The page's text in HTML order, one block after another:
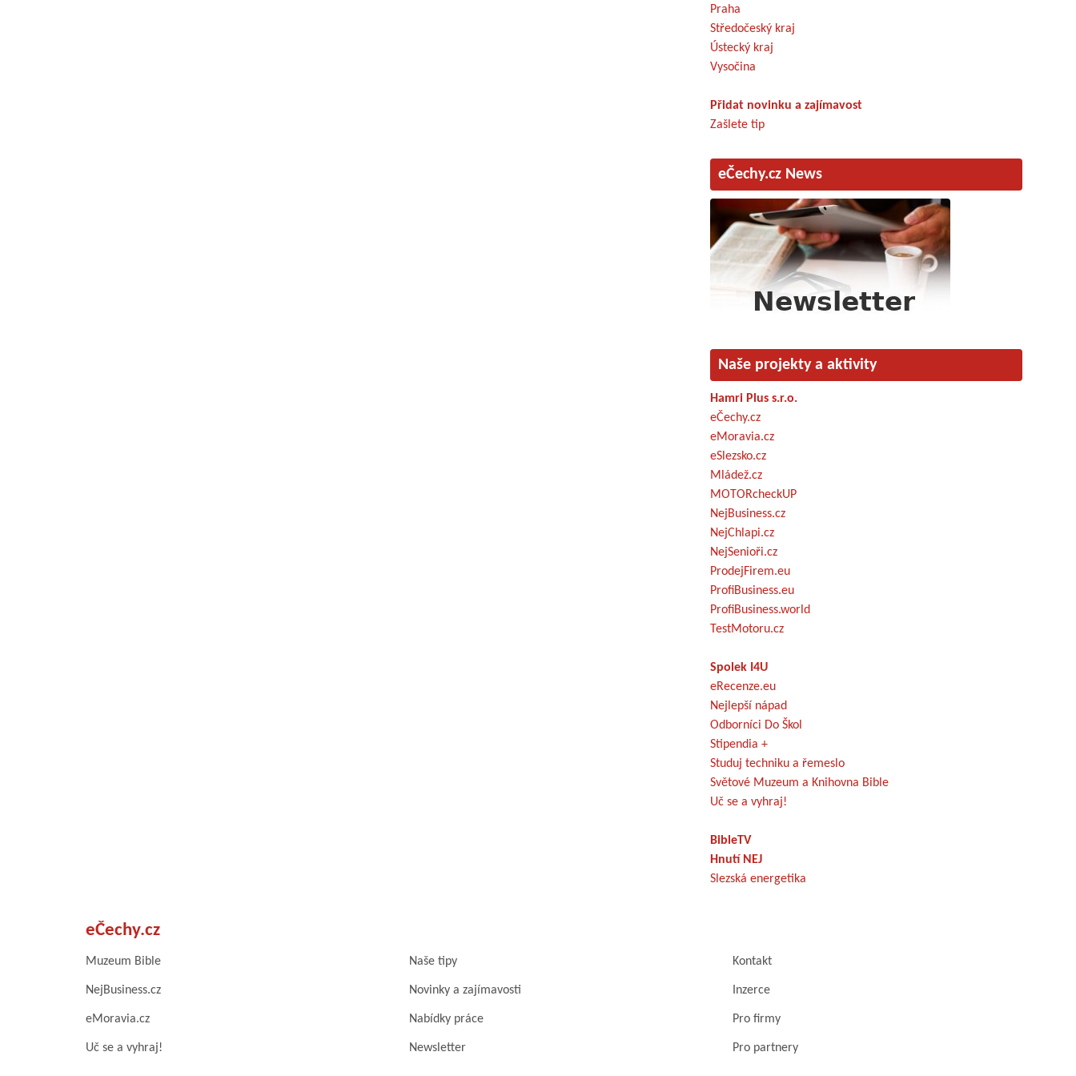
Praha
Středočeský kraj
Ústecký kraj
Vysočina
Přidat novinku a zajímavost
Zašlete tip
eČechy.cz News
Naše projekty a aktivity
Hamri Plus s.r.o.
eČechy.cz
eMoravia.cz
eSlezsko.cz
Mládež.cz
MOTORcheckUP
NejBusiness.cz
NejChlapi.cz
NejSenioři.cz
ProdejFirem.eu
ProfiBusiness.eu
ProfiBusiness.world
TestMotoru.cz
Spolek I4U
eRecenze.eu
Nejlepší nápad
Odborníci Do Škol
Stipendia +
Studuj techniku a řemeslo
Světové Muzeum a Knihovna Bible
Uč se a vyhraj!
BibleTV
Hnutí NEJ
Slezská energetika
eČechy.cz
Muzeum Bible Naše tipy Kontakt
NejBusiness.cz Novinky a zajímavosti Inzerce
eMoravia.cz Nabídky práce Pro firmy
Uč se a vyhraj! Newsletter Pro partnery